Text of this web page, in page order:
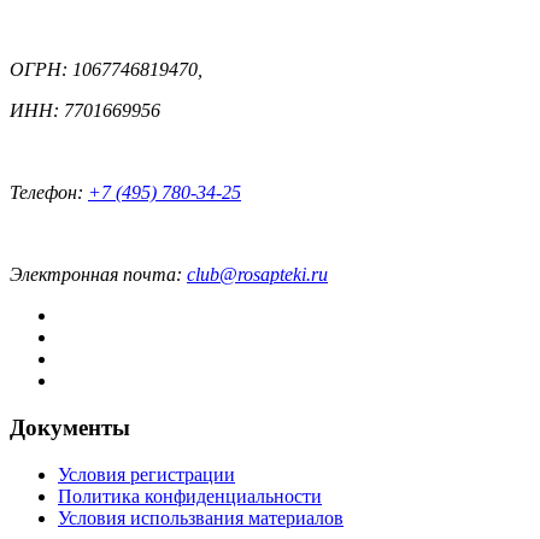
ОГРН: 1067746819470,
ИНН: 7701669956
Телефон: +7 (495) 780-34-25
Электронная почта: club@rosapteki.ru
Документы
Условия регистрации
Политика конфиденциальности
Условия использвания материалов